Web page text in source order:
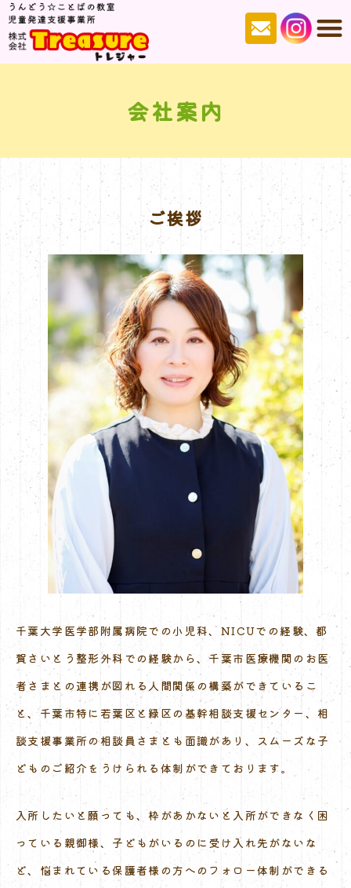
会社案内
ご挨拶
千葉大学医学部附属病院での小児科、NICUでの経験、都
賀さいとう整形外科での経験から、千葉市医療機関のお医
者さまとの連携が図れる人間関係の構築ができているこ
と、千葉市特に若葉区と緑区の基幹相談支援センター、相
談支援事業所の相談員さまとも面識があり、スムーズな子
どものご紹介をうけられる体制ができております。
入所したいと願っても、枠があかないと入所ができなく困
っている親御様、子どもがいるのに受け入れ先がないな
ど、悩まれている保護者様の方へのフォロー体制ができる